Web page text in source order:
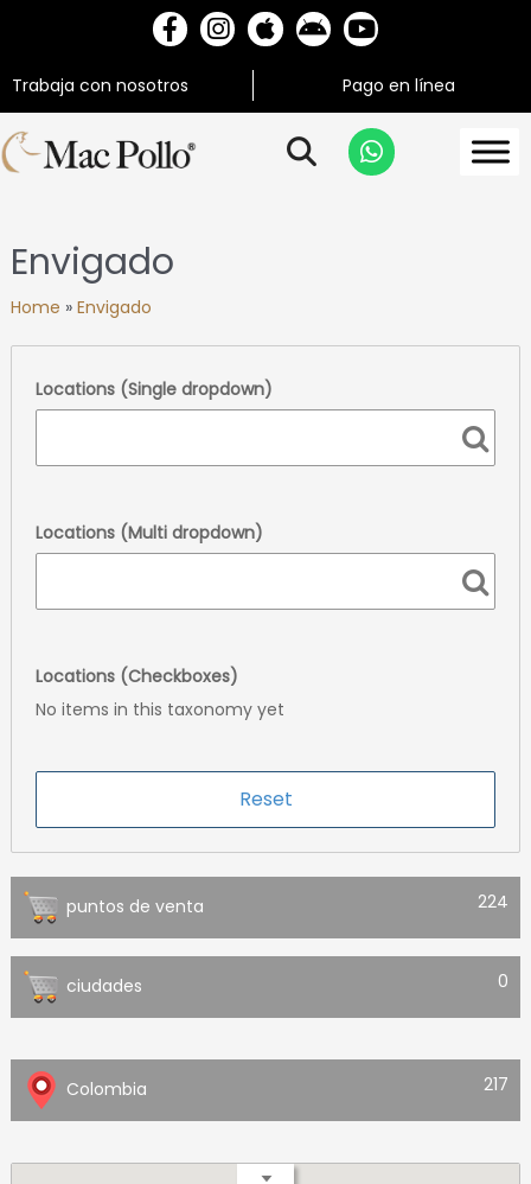
Trabaja con nosotros Pago en línea
Envigado
Home » Envigado
Locations (Single dropdown)
Locations (Multi dropdown)
Locations (Checkboxes)
No items in this taxonomy yet
puntos de venta 224
ciudades 0
Colombia 217